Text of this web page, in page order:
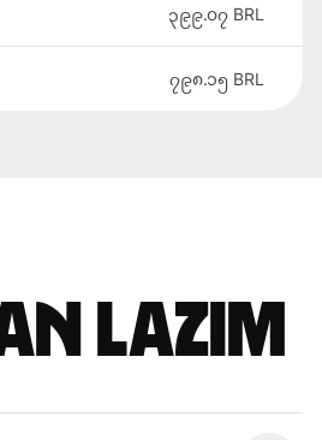
၃၉၉.၀၇ BRL
၇၉၈.၁၅ BRL
Lazim